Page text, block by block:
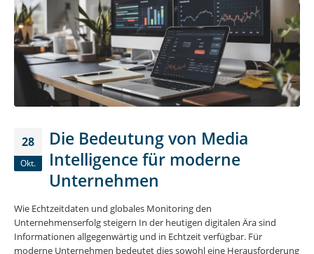
28
Okt.
Die Bedeutung von Media
Intelligence für moderne
Unternehmen
Wie Echtzeitdaten und globales Monitoring den
Unternehmenserfolg steigern In der heutigen digitalen Ära sind
Informationen allgegenwärtig und in Echtzeit verfügbar. Für
moderne Unternehmen bedeutet dies sowohl eine Herausforderung